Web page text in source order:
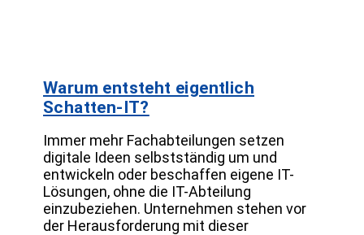
Warum entsteht eigentlich
Schatten-IT?
Immer mehr Fachabteilungen setzen
digitale Ideen selbstständig um und
entwickeln oder beschaffen eigene IT-
Lösungen, ohne die IT-Abteilung
einzubeziehen. Unternehmen stehen vor
der Herausforderung mit dieser